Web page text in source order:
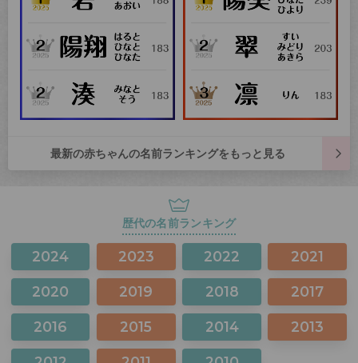
最新の赤ちゃんの名前ランキングをもっと見る
歴代の名前ランキング
2024 2023 2022 2021
2020 2019 2018 2017
2016 2015 2014 2013